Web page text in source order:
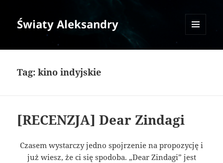
Światy Aleksandry
Tag:kino indyjskie
[RECENZJA] Dear Zindagi
Czasem wystarczy jedno spojrzenie na propozycję i
już wiesz, że ci się spodoba. „Dear Zindagi” jest